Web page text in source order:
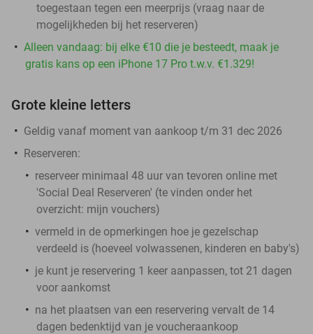
toegestaan tegen een meerprijs (vraag naar de
mogelijkheden bij het reserveren)
Alleen vandaag: bij elke €10 die je besteedt, maak je
gratis kans op een iPhone 17 Pro t.w.v. €1.329!
Grote kleine letters
Geldig vanaf moment van aankoop t/m 31 dec 2026
Reserveren:
reserveer minimaal 48 uur van tevoren online met
'Social Deal Reserveren' (te vinden onder het
overzicht: mijn vouchers)
vermeld in de opmerkingen hoe je gezelschap
verdeeld is (hoeveel volwassenen, kinderen en baby's)
je kunt je reservering 1 keer aanpassen, tot 21 dagen
voor aankomst
na het plaatsen van een reservering vervalt de 14
dagen bedenktijd van je voucheraankoop